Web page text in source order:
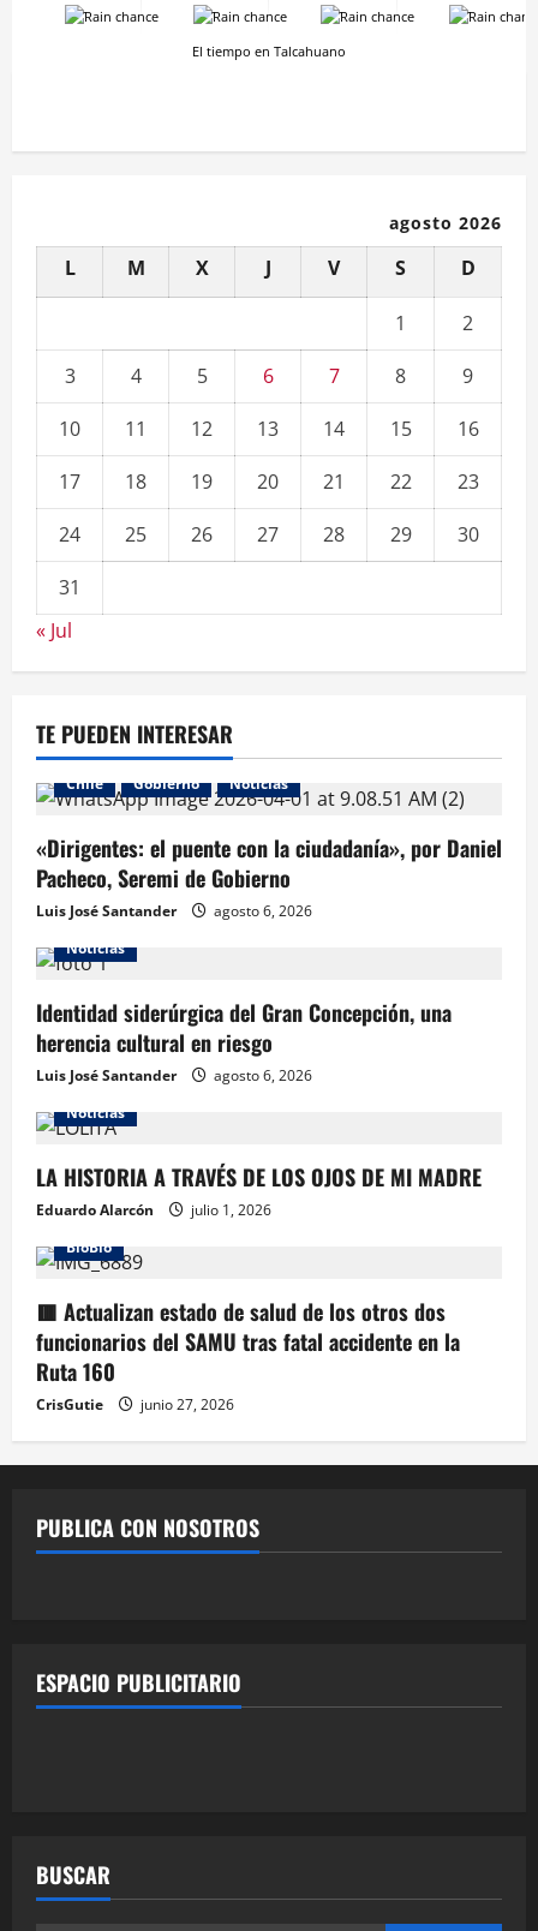
- - - -
El tiempo en Talcahuano
agosto 2026
L M X J V S D
1
2
3
4 5 6 7 8
9
10
11 12 13 14 15
16
17
18 19 20 21 22
23
24
25 26 27 28 29
30
31
« Jul
TE PUEDEN INTERESAR
Chile Gobierno Noticias
«Dirigentes: el puente con la ciudadanía», por Daniel
Pacheco, Seremi de Gobierno
Luis José Santander
agosto 6, 2026
Noticias
Identidad siderúrgica del Gran Concepción, una
herencia cultural en riesgo
Luis José Santander
agosto 6, 2026
Noticias
LA HISTORIA A TRAVÉS DE LOS OJOS DE MI MADRE
Eduardo Alarcón
julio 1, 2026
BioBio
🟥 Actualizan estado de salud de los otros dos
funcionarios del SAMU tras fatal accidente en la
Ruta 160
CrisGutie junio 27, 2026
PUBLICA CON NOSOTROS
ESPACIO PUBLICITARIO
BUSCAR